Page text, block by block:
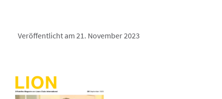
Veröffentlicht am 21. November 2023